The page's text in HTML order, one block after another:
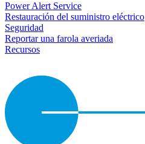
Power Alert Service
Restauración del suministro eléctrico
Seguridad
Reportar una farola averiada
Recursos